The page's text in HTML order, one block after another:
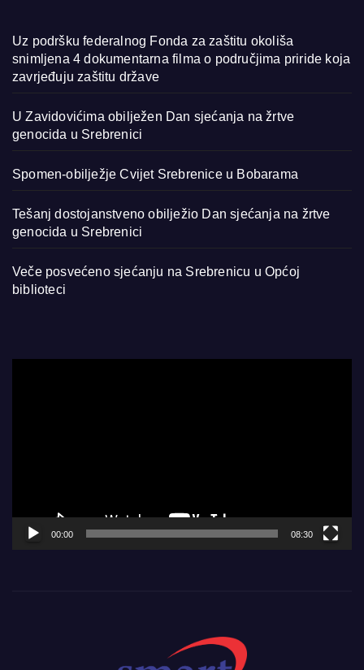
Uz podršku federalnog Fonda za zaštitu okoliša
snimljena 4 dokumentarna filma o područjima priride koja
zavrjeđuju zaštitu države
U Zavidovićima obilježen Dan sjećanja na žrtve
genocida u Srebrenici
Spomen-obilježje Cvijet Srebrenice u Bobarama
Tešanj dostojanstveno obilježio Dan sjećanja na žrtve
genocida u Srebrenici
Veče posvećeno sjećanju na Srebrenicu u Općoj
biblioteci
00:00 08:30